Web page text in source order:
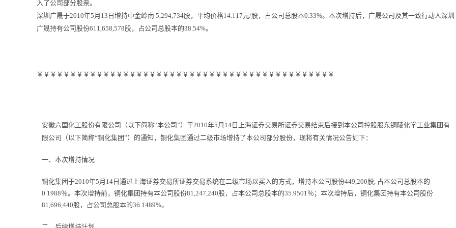
入了公司部分股票。
深圳广晟于2010年5月13日增持中金岭南 5,294,734股，平均价格14.117元/股，占公司总股本0.33%。本次增持后，广晟公司及其一致行动人深圳
广晟持有公司股份611,658,578股，占公司总股本的38.54%。
￥￥￥￥￥￥￥￥￥￥￥￥￥￥￥￥￥￥￥￥￥￥￥￥￥￥￥￥￥￥￥￥￥￥￥￥￥￥￥￥￥￥￥￥￥
安徽六国化工股份有限公司（以下简称“本公司”）于2010年5月14日上海证券交易所证券交易结束后接到本公司控股股东铜陵化学工业集团有
限公司（以下简称“铜化集团”）的通知，铜化集团通过二级市场增持了本公司部分股份，现将有关情况公告如下：
一、本次增持情况
铜化集团于2010年5月14日通过上海证券交易所证券交易系统在二级市场以买入的方式，增持本公司股份449,200股, 占本公司总股本的
0.1988％。本次增持前，铜化集团持有本公司股份81,247,240股，占本公司总股本的35.9501％；本次增持后，铜化集团持有本公司股份
81,696,440股，占公司总股本的36.1489%。